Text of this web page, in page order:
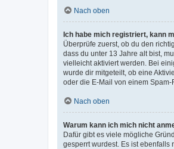
Nach oben
Ich habe mich registriert, kann
Überprüfe zuerst, ob du den
dass du unter 13 Jahre alt bist,
vielleicht aktiviert werden. Bei
wurde dir mitgeteilt, ob eine
oder die E-Mail von einem
Nach oben
Warum kann ich mich nicht
Dafür gibt es viele mögliche
gesperrt wurdest. Es ist ebenfalls